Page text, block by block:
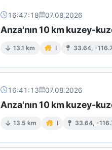
16:47:18 07.08.2026
Anza'nın 10 km kuzey-
13.1 km I 33.64, -
16:41:13 07.08.2026
Anza'nın 10 km kuzey-
13.5 km I 33.64, -